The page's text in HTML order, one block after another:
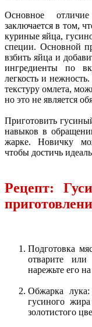
Основное
заключается в том,
куриные яйца,
специи. Основной
взбить яйца и
ингредиенты по
легкость и
текстуру омлета,
но это не является
Приготовить
навыков в
жарке. Новичку
чтобы достичь
Рецепт:
Подготовка
отварите
нарежьте его
Обжарка
гусиного
золотистого